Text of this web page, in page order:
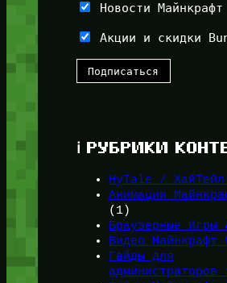
Новости Майнкрафт
Акции и скидки
ℹ️ РУБРИКИ
HyTale / ХайТейл
Анимации
(1)
Браузерные Игры
Видео Майнкрафт
Гайды для
администраторов